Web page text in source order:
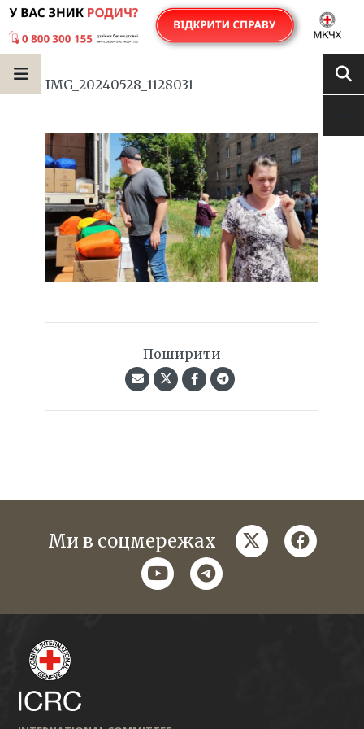
IMG_20240528_1128031
Поширити
Ми в соцмережах twitter
youtubetelegram